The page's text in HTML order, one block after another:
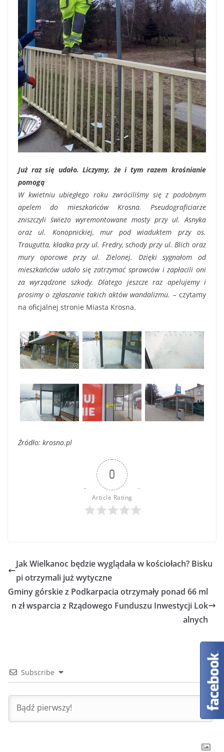
Już raz się udało. Liczymy, że i tym razem krośnianie
pomogą
W kwietniu ubiegłego roku zwróciliśmy się z podobnym
apelem do mieszkańców Krosna. Pseudograficiarze
zniszczyli świeżo wyremontowane mosty przy ul. Asnyka
oraz ul. Konopnickiej, mur pod wiaduktem przy os.
Traugutta, kładka przy ul. Fredry, schody przy ul. Blich oraz
mury oporowe przy ul. Zielonej. Dzięki sygnałom od
mieszkańców udało się zatrzymać sprawców i zapłacili oni
za wyrządzone szkody. Dlatego jeszcze raz apelujemy i
prosimy o zgłaszanie takich aktów wandalizmu. – czytamy
na oficjalnej stronie Miasta Krosna.
Źródło: krosno.pl
0
Article Rating
Jak Wielkanoc będzie wyglądała w kościołach? Bisku
pi otrzymali już wytyczne
Gminy górskie z Podkarpacia otrzymały ponad 66 ml
n zł wsparcia z Rządowego Funduszu Inwestycji Lok
alnych
Subscribe